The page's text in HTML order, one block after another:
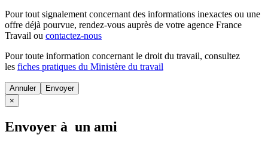
Pour tout signalement concernant des informations inexactes ou une
offre déjà pourvue, rendez-vous auprès de votre agence France
Travail ou contactez-nous
Pour toute information concernant le droit du travail, consultez
les fiches pratiques du Ministère du travail
Annuler
×
Envoyer à un ami